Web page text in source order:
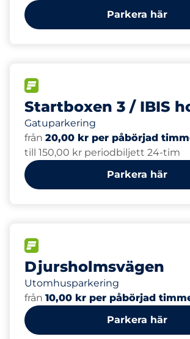
Parkera här
Startboxen 3 / IBIS
Gatuparkering
från 20,00 kr per påbörjad
till 150,00 kr periodbiljett 24-tim
Parkera här
Djursholmsvägen
Utomhusparkering
från 10,00 kr per påbörjad
Parkera här